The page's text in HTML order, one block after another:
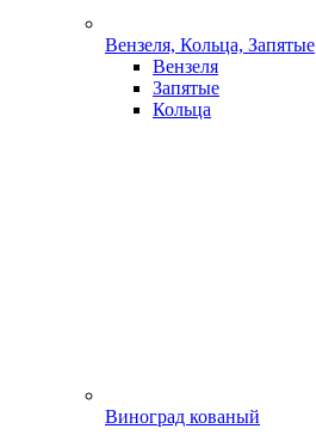
Вензеля, Кольца, Запятые
Вензеля
Запятые
Кольца
Виноград кованый